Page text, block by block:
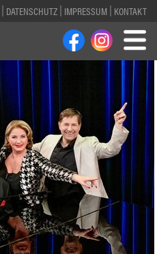
DATENSCHUTZ IMPRESSUM KONTAKT